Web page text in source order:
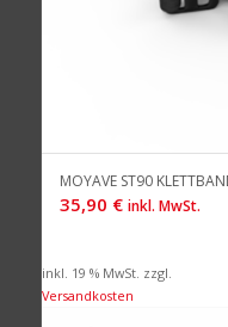
MOYAVE ST90
35,90 € inkl. MwSt.
inkl. 19 % MwSt. zzgl.
Versandkosten